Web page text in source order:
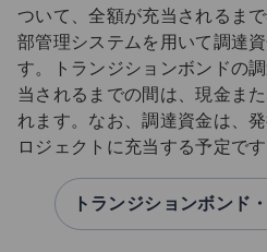
ついて、全額が充当されるま
部管理システムを用いて調達
す。トランジションボンドの
当されるまでの間は、現金ま
れます。なお、調達資金は、
ロジェクトに充当する予定です
トランジションボンド